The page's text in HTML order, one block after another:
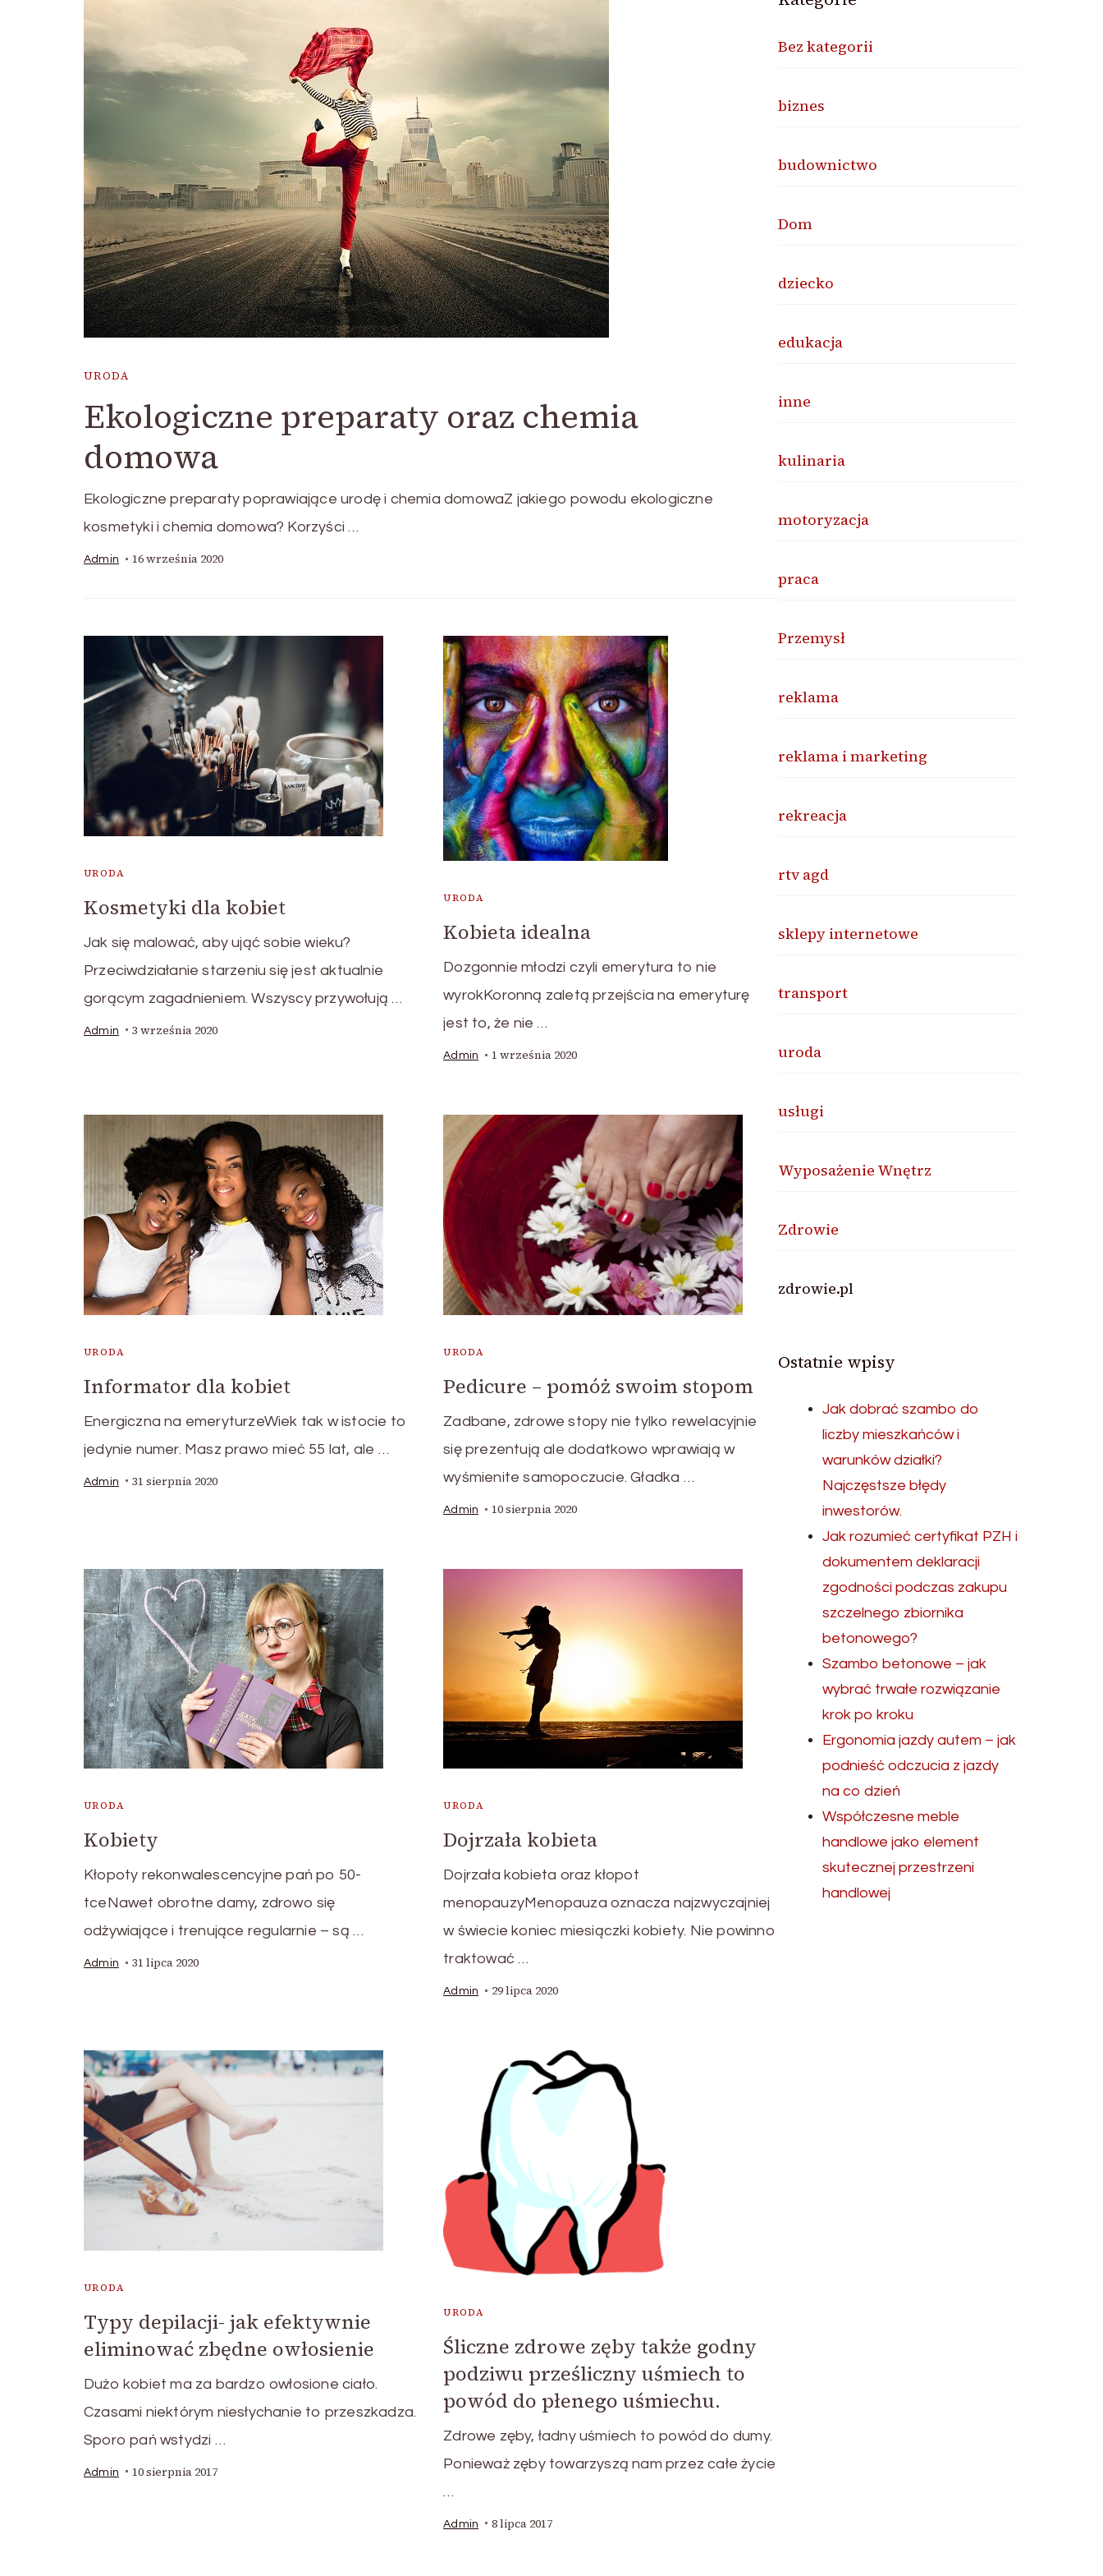
URODA
Ekologiczne preparaty oraz chemia
domowa
Ekologiczne preparaty poprawiające urodę i chemia domowaZ jakiego powodu ekologiczne
kosmetyki i chemia domowa? Korzyści …
Admin 16 września 2020
URODA
Kosmetyki dla kobiet
Jak się malować, aby ująć sobie wieku?
Przeciwdziałanie starzeniu się jest aktualnie
gorącym zagadnieniem. Wszyscy przywołują …
Admin 3 września 2020
URODA
Kobieta idealna
Dozgonnie młodzi czyli emerytura to nie
wyrokKoronną zaletą przejścia na emeryturę
jest to, że nie …
Admin 1 września 2020
URODA
Informator dla kobiet
Energiczna na emeryturzeWiek tak w istocie to
jedynie numer. Masz prawo mieć 55 lat, ale …
Admin 31 sierpnia 2020
URODA
Pedicure – pomóż swoim stopom
Zadbane, zdrowe stopy nie tylko rewelacyjnie
się prezentują ale dodatkowo wprawiają w
wyśmienite samopoczucie. Gładka …
Admin 10 sierpnia 2020
URODA
Kobiety
Kłopoty rekonwalescencyjne pań po 50-
tceNawet obrotne damy, zdrowo się
odżywiające i trenujące regularnie – są …
Admin 31 lipca 2020
URODA
Dojrzała kobieta
Dojrzała kobieta oraz kłopot
menopauzyMenopauza oznacza najzwyczajniej
w świecie koniec miesiączki kobiety. Nie powinno
traktować …
Admin 29 lipca 2020
URODA
Typy depilacji- jak efektywnie
eliminować zbędne owłosienie
Dużo kobiet ma za bardzo owłosione ciało.
Czasami niektórym niesłychanie to przeszkadza.
Sporo pań wstydzi …
Admin 10 sierpnia 2017
URODA
Śliczne zdrowe zęby także godny
podziwu prześliczny uśmiech to
powód do płenego uśmiechu.
Zdrowe zęby, ładny uśmiech to powód do dumy.
Ponieważ zęby towarzyszą nam przez całe życie
…
Admin 8 lipca 2017
Bez kategorii
biznes
budownictwo
Dom
dziecko
edukacja
inne
kulinaria
motoryzacja
praca
Przemysł
reklama
reklama i marketing
rekreacja
rtv agd
sklepy internetowe
transport
uroda
usługi
Wyposażenie Wnętrz
Zdrowie
zdrowie.pl
Ostatnie wpisy
Jak dobrać szambo do
liczby mieszkańców i
warunków działki?
Najczęstsze błędy
inwestorów.
Jak rozumieć certyfikat PZH i
dokumentem deklaracji
zgodności podczas zakupu
szczelnego zbiornika
betonowego?
Szambo betonowe – jak
wybrać trwałe rozwiązanie
krok po kroku
Ergonomia jazdy autem – jak
podnieść odczucia z jazdy
na co dzień
Współczesne meble
handlowe jako element
skutecznej przestrzeni
handlowej